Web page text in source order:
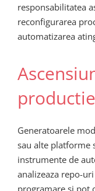
responsabilitatea
reconfigurarea
automatizarea
Generatoarele
sau alte platforme
instrumente de
analizeaza repo-